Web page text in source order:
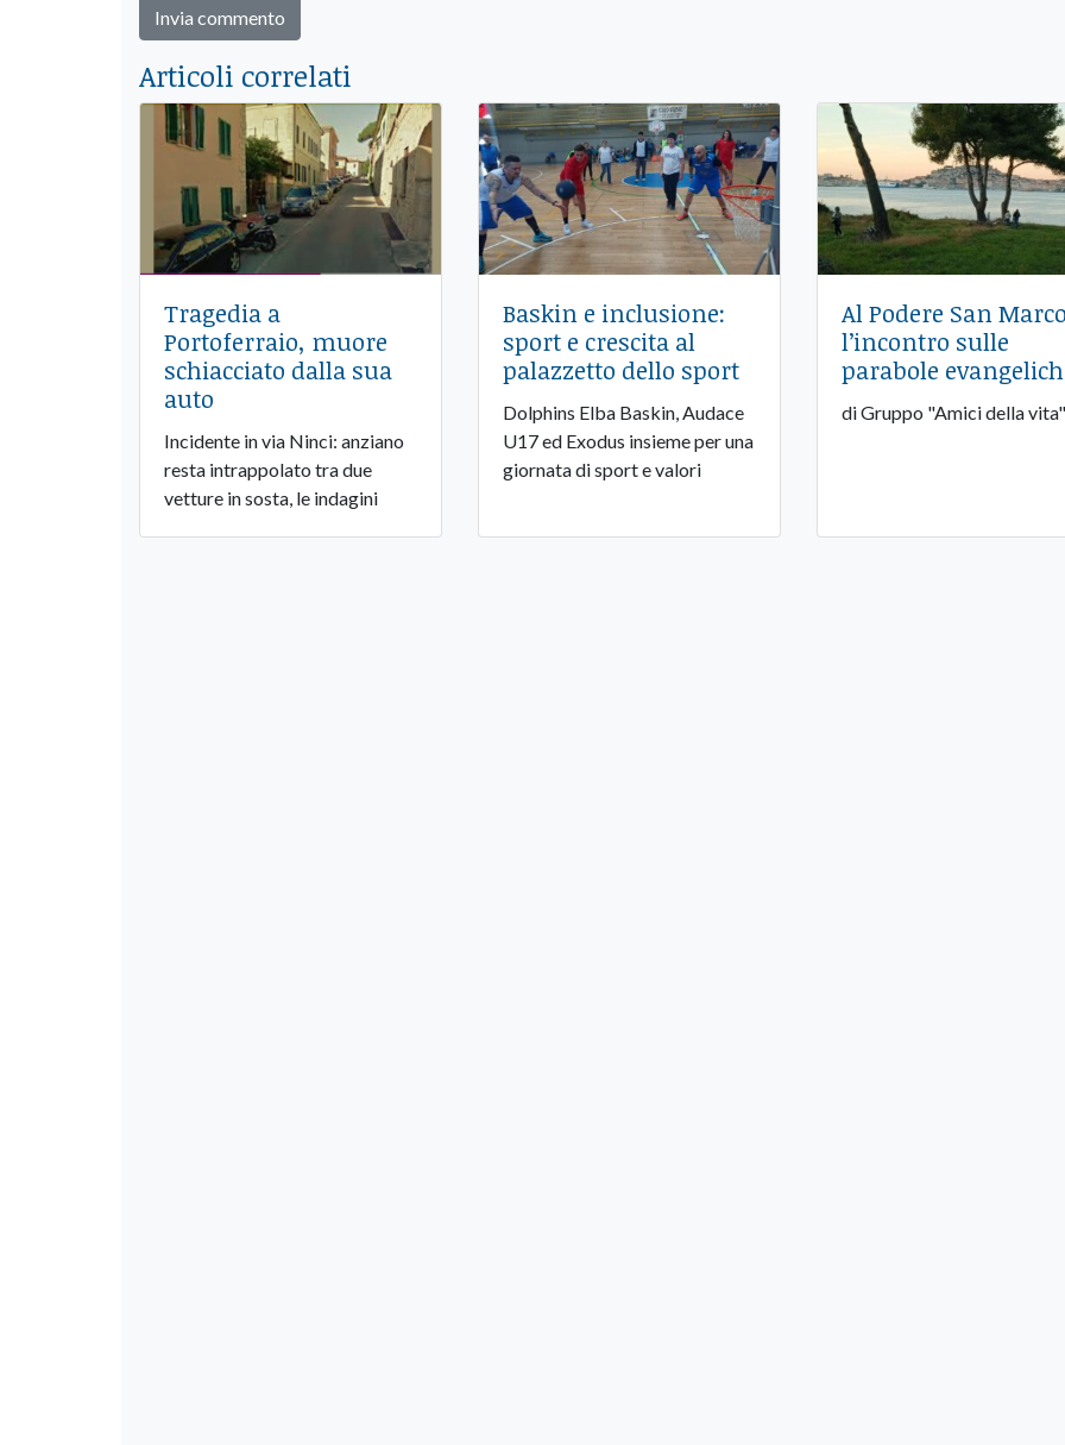
Articoli correlati
Tragedia a
Portoferraio, muore
schiacciato dalla sua
auto
Incidente in via Ninci: anziano
resta intrappolato tra due
vetture in sosta, le indagini
Baskin e inclusione:
sport e crescita al
palazzetto dello sport
Dolphins Elba Baskin, Audace
U17 ed Exodus insieme per una
giornata di sport e valori
Al Podere San
l’incontro sulle
parabole
di Gruppo "Amici della vita"